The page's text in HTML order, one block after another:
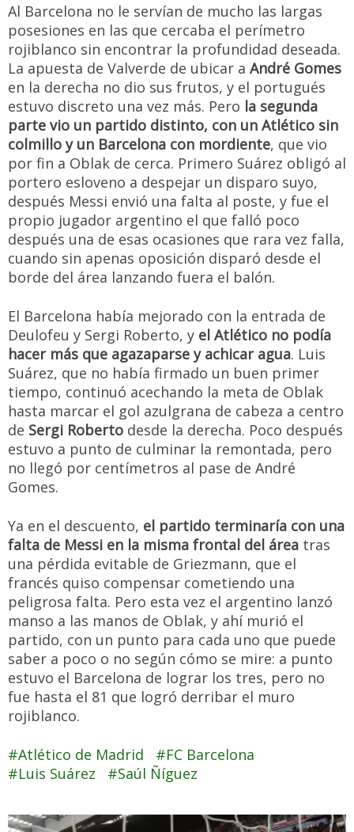
Al Barcelona no le servían de mucho las largas
posesiones en las que cercaba el perímetro
rojiblanco sin encontrar la profundidad deseada.
La apuesta de Valverde de ubicar a André Gomes
en la derecha no dio sus frutos, y el portugués
estuvo discreto una vez más. Pero la segunda
parte vio un partido distinto, con un Atlético sin
colmillo y un Barcelona con mordiente, que vio
por fin a Oblak de cerca. Primero Suárez obligó al
portero esloveno a despejar un disparo suyo,
después Messi envió una falta al poste, y fue el
propio jugador argentino el que falló poco
después una de esas ocasiones que rara vez falla,
cuando sin apenas oposición disparó desde el
borde del área lanzando fuera el balón.
El Barcelona había mejorado con la entrada de
Deulofeu y Sergi Roberto, y el Atlético no podía
hacer más que agazaparse y achicar agua. Luis
Suárez, que no había firmado un buen primer
tiempo, continuó acechando la meta de Oblak
hasta marcar el gol azulgrana de cabeza a centro
de Sergi Roberto desde la derecha. Poco después
estuvo a punto de culminar la remontada, pero
no llegó por centímetros al pase de André
Gomes.
Ya en el descuento, el partido terminaría con una
falta de Messi en la misma frontal del área tras
una pérdida evitable de Griezmann, que el
francés quiso compensar cometiendo una
peligrosa falta. Pero esta vez el argentino lanzó
manso a las manos de Oblak, y ahí murió el
partido, con un punto para cada uno que puede
saber a poco o no según cómo se mire: a punto
estuvo el Barcelona de lograr los tres, pero no
fue hasta el 81 que logró derribar el muro
rojiblanco.
Atlético de Madrid
FC Barcelona
Luis Suárez
Saúl Ñíguez